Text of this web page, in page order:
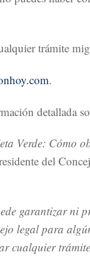
trámite
.
detallada
Verde: Cómo
del
garantizar ni
legal para
cualquier